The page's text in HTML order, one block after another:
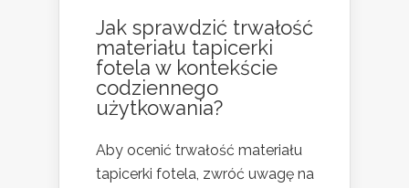
Jak sprawdzić trwałość
materiału tapicerki
fotela w kontekście
codziennego
użytkowania?
Aby ocenić trwałość materiału
tapicerki fotela, zwróć uwagę na